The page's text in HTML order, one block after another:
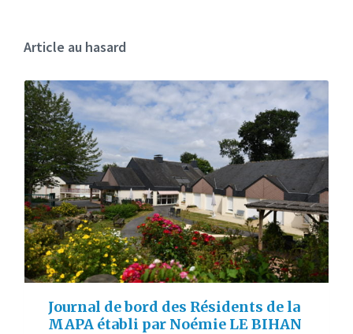
Article au hasard
Journal de bord des Résidents de la
MAPA établi par Noémie LE BIHAN